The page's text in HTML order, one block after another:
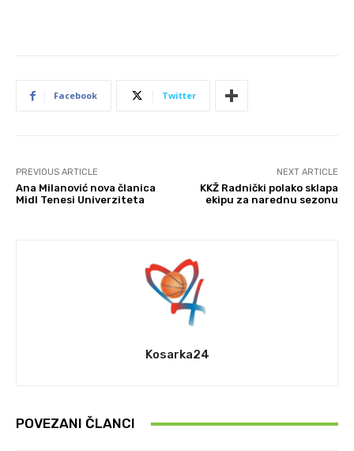
Facebook Twitter
PREVIOUS ARTICLE
Ana Milanović nova članica
Midl Tenesi Univerziteta
NEXT ARTICLE
KKŽ Radnički polako sklapa
ekipu za narednu sezonu
Kosarka24
POVEZANI ČLANCI